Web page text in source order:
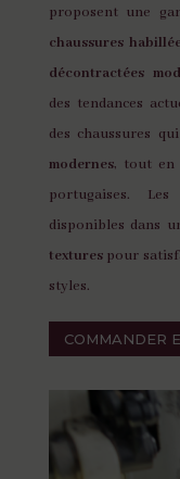
proposent une
chaussures
décontractées
des tendances
des chaussures
modernes, tout en
portugaises.
disponibles dans
texturespour
styles.
COMMANDER